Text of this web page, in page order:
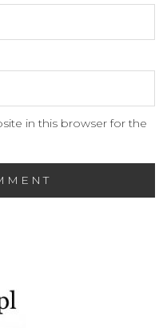
in this browser for the